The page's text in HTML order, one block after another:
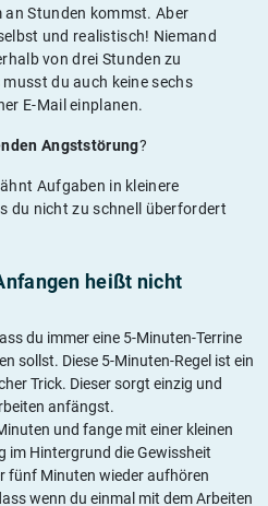
Stunden kommst. Aber
und realistisch! Niemand
von drei Stunden zu
du auch keine sechs
E-Mail einplanen.
Angststörung?
Aufgaben in kleinere
du nicht zu schnell überfordert
heißt nicht
du immer eine 5-Minuten-Terrine
sollst. Diese 5-Minuten-Regel ist ein
Trick. Dieser sorgt einzig und
anfängst.
und fange mit einer kleinen
im Hintergrund die Gewissheit
fünf Minuten wieder aufhören
wenn du einmal mit dem Arbeiten